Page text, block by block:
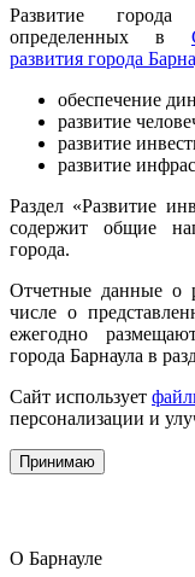
Развитие города
определенных в
развития города
обеспечение
развитие
развитие
развитие
Раздел «Развитие
содержит общие
города.
Отчетные данные о
числе о
ежегодно
города Барнаула в
Сайт использует
персонализации и
Принимаю
О Барнауле